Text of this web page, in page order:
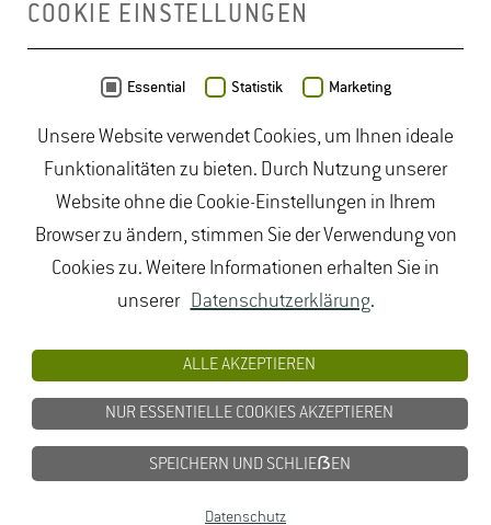
OpenStreetMap - Veröffentlicht unterODbL
duales Studium Gartenbau| Gartenbau Studium|
Lebensmittelrecht Studium|Lebensmittelsicherheit
Studium| Naturschutz Studium|Oenologie
Studium| Studiengang Logistik|Studiengänge
Lebensmittel |Studiengänge Natur| Studiengänge
Studium Landschaftsarchitektur
Studium Lebensmittel|Studium
Lebensmittelsicherheit|Studium Logistik|Studium
Studium Naturschutz|Studium
COOKIE EINSTELLUNGEN
Essential Statistik Marketing
Unsere Website verwendet Cookies, um Ihnen ideale
Funktionalitäten zu bieten. Durch Nutzung unserer
Website ohne die Cookie-Einstellungen in Ihrem
Browser zu ändern, stimmen Sie der Verwendung von
Cookies zu. Weitere Informationen erhalten Sie in
unserer Datenschutzerklärung.
ALLE AKZEPTIEREN
NUR ESSENTIELLE COOKIES AKZEPTIEREN
SPEICHERN UND SCHLIEẞEN
Datenschutz